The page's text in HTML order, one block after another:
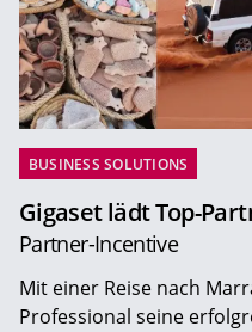
BUSINESS SOLUTIONS
Gigaset lädt Top-
Partner-Incentive
Mit einer Reise nach
Professional seine